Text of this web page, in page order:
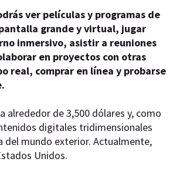
ver películas y programas de
grande y virtual, jugar
inmersivo, asistir a reuniones
en proyectos con otras
real, comprar en línea y probarse
alrededor de 3,500 dólares y, como
digitales tridimensionales
del mundo exterior. Actualmente,
Unidos.